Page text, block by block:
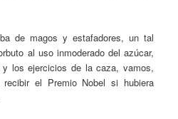
de magos y estafadores, un tal
al uso inmoderado del azúcar,
los ejercicios de la caza, vamos,
el Premio Nobel si hubiera